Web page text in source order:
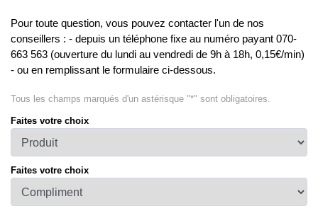
Pour toute question, vous pouvez contacter l'un de nos
conseillers : - depuis un téléphone fixe au numéro payant 070-
663 563 (ouverture du lundi au vendredi de 9h à 18h, 0,15€/min)
- ou en remplissant le formulaire ci-dessous.
Tous les champs marqués d'un astérisque "*" sont obligatoires.
Faites votre choix
Faites votre choix